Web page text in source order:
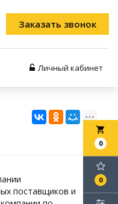
Заказать звонок
Личный кабинет
local_grocery_store
0
0
поставщиков и